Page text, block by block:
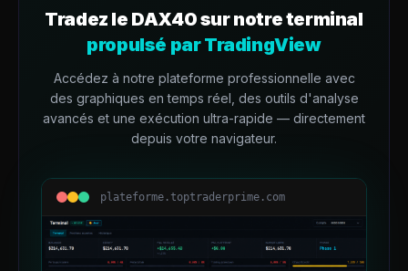
Tradez le DAX40sur notre terminal
propulsé par TradingView
Accédez à notre plateforme professionnelle avec
des graphiques en temps réel, des outils d'analyse
avancés et une exécution ultra-rapide — directement
depuis votre navigateur.
plateforme.toptraderprime.com